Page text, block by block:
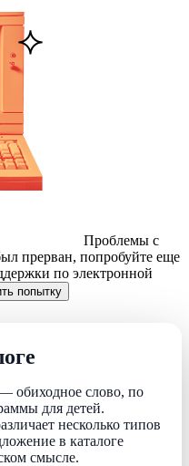
Проблемы с
прерван, попробуйте еще
по электронной
попытку
обиходное слово, по
для детей.
несколько типов
в каталоге
смысле.